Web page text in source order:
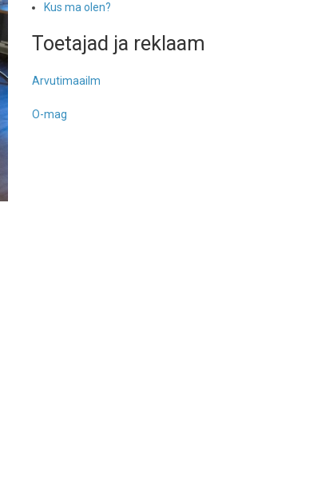
Kus ma olen?
Toetajad ja reklaam
Arvutimaailm
O-mag